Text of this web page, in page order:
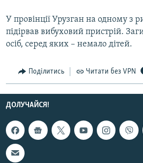
КРИМ РЕАЛІЇ
РУС
ДОЛУЧАЙСЯ!
У провінції Урузган на одному з
підірвав вибуховий пристрій.
осіб, серед яких – немало дітей.
Поділитись Читати без VPN
ДОЛУЧАЙСЯ!